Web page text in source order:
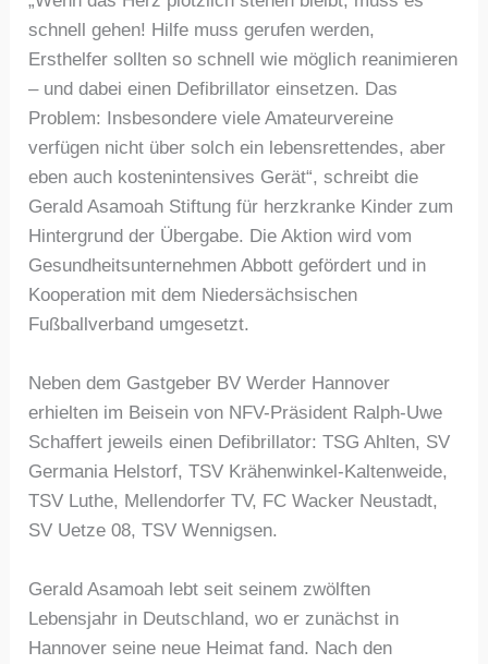
schnell gehen! Hilfe muss gerufen werden,
Ersthelfer sollten so schnell wie möglich reanimieren
– und dabei einen Defibrillator einsetzen. Das
Problem: Insbesondere viele Amateurvereine
verfügen nicht über solch ein lebensrettendes, aber
eben auch kostenintensives Gerät“, schreibt die
Gerald Asamoah Stiftung für herzkranke Kinder zum
Hintergrund der Übergabe. Die Aktion wird vom
Gesundheitsunternehmen Abbott gefördert und in
Kooperation mit dem Niedersächsischen
Fußballverband umgesetzt.
Neben dem Gastgeber BV Werder Hannover
erhielten im Beisein von NFV-Präsident Ralph-Uwe
Schaffert jeweils einen Defibrillator: TSG Ahlten, SV
Germania Helstorf, TSV Krähenwinkel-Kaltenweide,
TSV Luthe, Mellendorfer TV, FC Wacker Neustadt,
SV Uetze 08, TSV Wennigsen.
Gerald Asamoah lebt seit seinem zwölften
Lebensjahr in Deutschland, wo er zunächst in
Hannover seine neue Heimat fand. Nach den